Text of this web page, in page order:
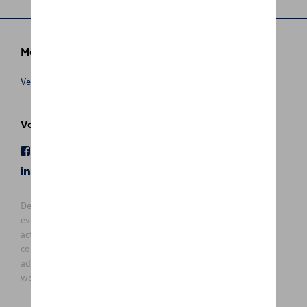
Meer info
Verkoopsvoorwaarden
Volg Ons
De prijzen op deze site zijn adviesprijzen (incl. btw), exclusief
eventuele installatiekosten. Voor meer informatie over de
actuele verkoopprijs en de eventuele installatiekosten kunt u
contact opnemen met uw concessiehouder / agent. De
adviesprijzen kunnen zonder voorafgaande kennisgeving
worden gewijzigd.